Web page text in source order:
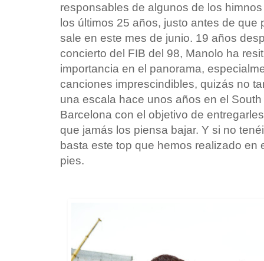
responsables de algunos de los
los últimos 25 años, justo antes de
sale en este mes de junio. 19 años
concierto del FIB del 98, Manolo ha
importancia en el panorama,
canciones imprescindibles, quizás no
una escala hace unos años en el
Barcelona con el objetivo de
que jamás los piensa bajar. Y si no
basta este top que hemos realizado en
pies.